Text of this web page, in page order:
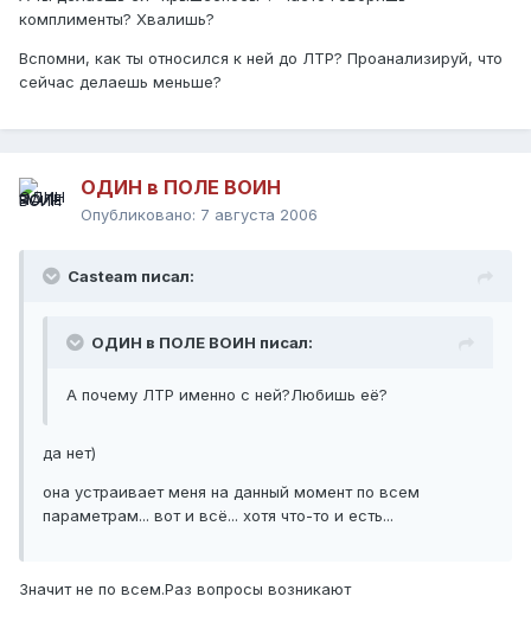
комплименты? Хвалишь?
Вспомни, как ты относился к ней до ЛТР? Проанализируй, что
сейчас делаешь меньше?
ОДИН в ПОЛЕ ВОИН
Опубликовано: 7 августа 2006
Casteam писал:
ОДИН в ПОЛЕ ВОИН писал:
А почему ЛТР именно с ней?Любишь её?
да нет)
она устраивает меня на данный момент по всем
параметрам... вот и всё... хотя что-то и есть...
Значит не по всем.Раз вопросы возникают